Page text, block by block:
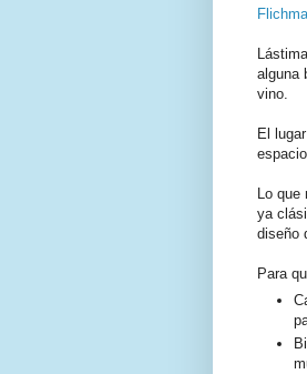
alguna
vino.
El
Lo que
ya
diseño
Para